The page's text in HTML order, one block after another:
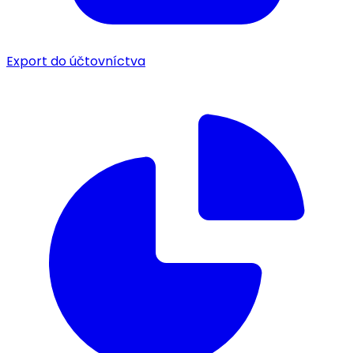
Export do účtovníctva